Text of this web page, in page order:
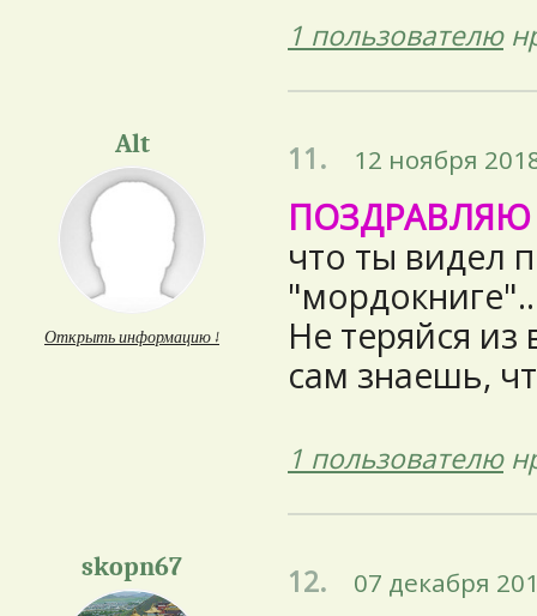
1 пользователю
Alt
Открыть информацию ↓
11. 12 ноября
ПОЗДРАВЛЯЮ
что ты видел
Не теряйся из
сам знаешь,
1 пользователю
skopn67 12. 07 декабря